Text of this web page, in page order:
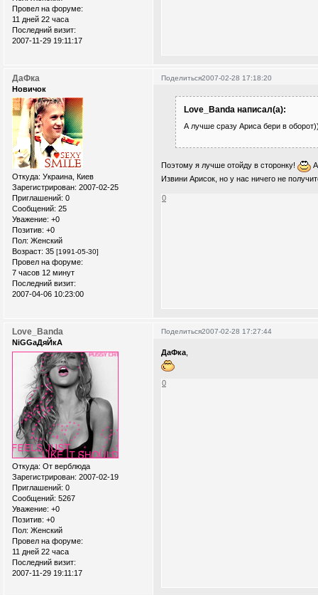
Провел на форуме:
11 дней 22 часа
Последний визит:
2007-11-29 19:11:17
Поделиться2007-02-28 17:18:20
ДаФка
Новичок
Откуда: Украина, Киев
Зарегистрирован: 2007-02-25
Приглашений: 0
Сообщений: 25
Уважение: +0
Позитив: +0
Пол: Женский
Возраст: 35 [1991-05-30]
Провел на форуме:
7 часов 12 минут
Последний визит:
2007-04-06 10:23:00
Love_Banda написал(а):
А лучше сразу Ариса бери в
Поэтому я лучше отойду в сторонку!
Извини Арисок, но у нас ничего не
0
Поделиться2007-02-28 17:27:44
Love_Banda
NiGGaДяЙкА
Откуда: От верблюда
Зарегистрирован: 2007-02-19
Приглашений: 0
Сообщений: 5267
Уважение: +0
Позитив: +0
Пол: Женский
Провел на форуме:
11 дней 22 часа
Последний визит:
2007-11-29 19:11:17
ДаФка
0